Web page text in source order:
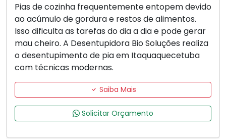
Pias de cozinha frequentemente entopem devido
ao acúmulo de gordura e restos de alimentos.
Isso dificulta as tarefas do dia a dia e pode gerar
mau cheiro. A Desentupidora Bio Soluções realiza
o desentupimento de pia em Itaquaquecetuba
com técnicas modernas.
Saiba Mais
Solicitar Orçamento